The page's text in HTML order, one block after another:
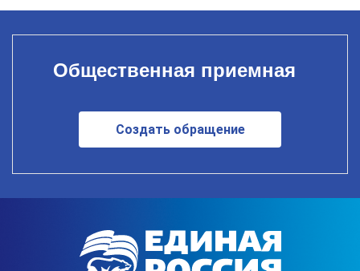
Общественная приемная
Создать обращение